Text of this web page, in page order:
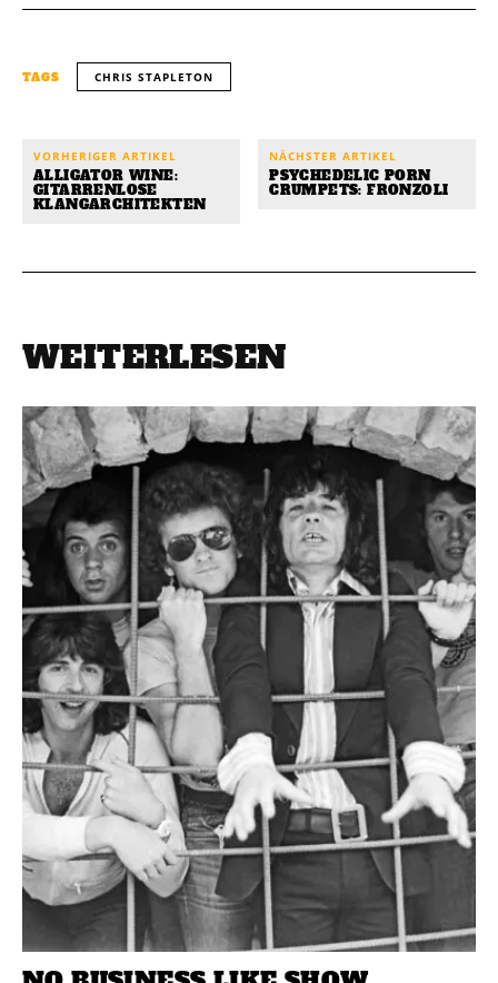
TAGS CHRIS STAPLETON
VORHERIGER ARTIKEL
ALLIGATOR WINE:
GITARRENLOSE
KLANGARCHITEKTEN
NÄCHSTER ARTIKEL
PSYCHEDELIC PORN
CRUMPETS: FRONZOLI
WEITERLESEN